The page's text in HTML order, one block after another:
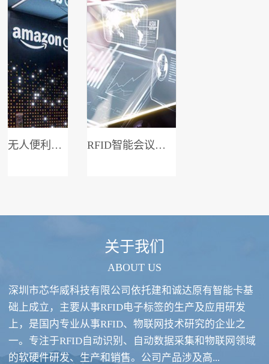
无人便利店系统 RFID智能会议签到系统
RFID酒类防伪系统方案 RFID智慧食堂系统
关于我们
ABOUT US
深圳市芯华威科技有限公司依托建和诚达原有智能卡基
础上成立，主要从事RFID电子标签的生产及应用研发
上，是国内专业从事RFID、物联网技术研究的企业之
一。专注于RFID自动识别、自动数据采集和物联网领域
的软硬件研发、生产和销售。公司产品涉及高...